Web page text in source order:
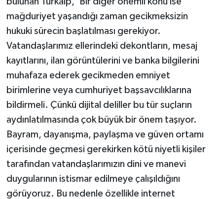
mağduriyet yaşandığı zaman gecikmeksizin
hukuki sürecin başlatılması gerekiyor.
Vatandaşlarımız ellerindeki dekontların, mesaj
kayıtlarını, ilan görüntülerini ve banka bilgilerini
muhafaza ederek gecikmeden emniyet
birimlerine veya cumhuriyet başsavcılıklarına
bildirmeli. Çünkü dijital deliller bu tür suçların
aydınlatılmasında çok büyük bir önem taşıyor.
Bayram, dayanışma, paylaşma ve güven ortamı
içerisinde geçmesi gerekirken kötü niyetli kişiler
tarafından vatandaşlarımızın dini ve manevi
duygularının istismar edilmeye çalışıldığını
görüyoruz. Bu nedenle özellikle internet